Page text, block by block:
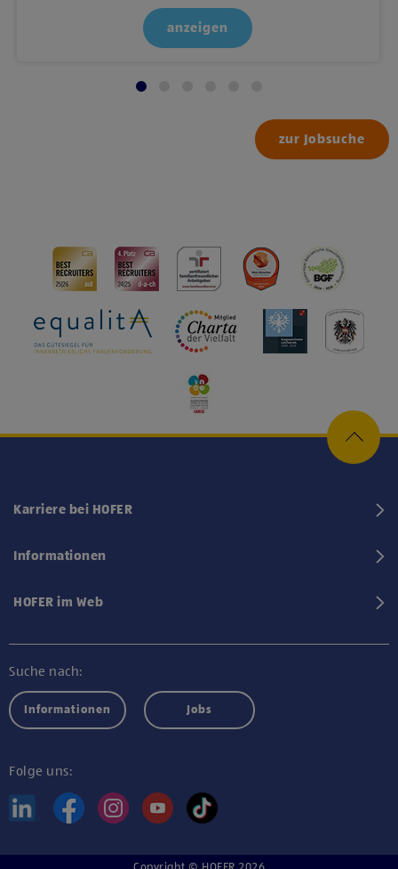
anzeigen
zur Jobsuche
Karriere bei HOFER
Informationen
HOFER im Web
Suche nach:
Informationen Jobs
Folge uns: